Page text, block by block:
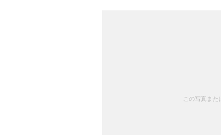
この写真ま